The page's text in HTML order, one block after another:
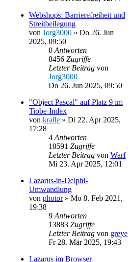
Webshops: Barrierefreiheit und
Streitbeilegung
von Jorg3000 » Do 26. Jun
2025, 09:50
0 Antworten
8456 Zugriffe
Letzter Beitrag von
Jorg3000
Do 26. Jun 2025, 09:50
"Object Pascal" auf Platz 9 im
Tiobe-Index
von kralle » Di 22. Apr 2025,
17:28
4 Antworten
10591 Zugriffe
Letzter Beitrag von Warf
Mi 23. Apr 2025, 12:01
Lazarus-in-Delphi-
Umwandlung
von photor» Mo 8. Feb 2021,
19:38
9 Antworten
13883 Zugriffe
Letzter Beitrag von greye
Fr 28. Mär 2025, 19:43
Lazarus im Browser